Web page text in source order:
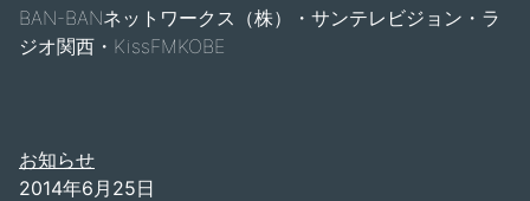
BAN-BANネットワークス（株）・サンテレビジョン・ラ
ジオ関西・KissFMKOBE
お知らせ
2014年6月25日